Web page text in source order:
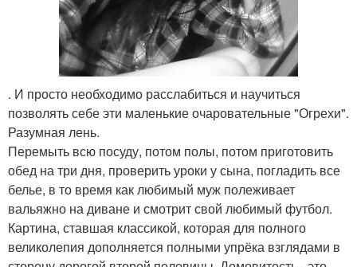
. И просто необходимо расслабиться и научиться
позволять себе эти маленькие очаровательные "Огрехи".
Разумная лень.
Перемыть всю посуду, потом полы, потом приготовить
обед на три дня, проверить уроки у сына, погладить все
белье, в то время как любимый муж полеживает
вальяжно на диване и смотрит свой любимый футбол.
Картина, ставшая классикой, которая для полного
великолепия дополняется полными упрёка взглядами в